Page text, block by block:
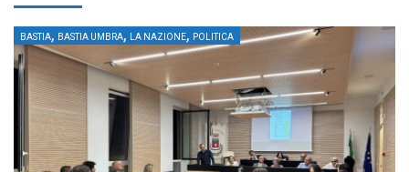
BASTIA, BASTIA UMBRA, LA NAZIONE, POLITICA